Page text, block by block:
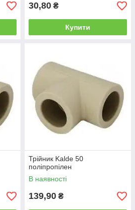
30,80 ₴
Купити
Трійник Kalde 50
поліпропілен
В наявності
139,90 ₴